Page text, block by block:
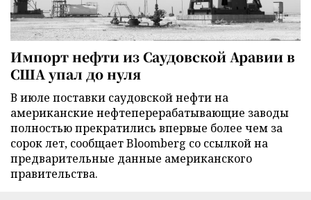
Импорт нефти из Саудовской Аравии в
США упал до нуля
В июле поставки саудовской нефти на
американские нефтеперерабатывающие заводы
полностью прекратились впервые более чем за
сорок лет, сообщает Bloomberg со ссылкой на
предварительные данные американского
правительства.